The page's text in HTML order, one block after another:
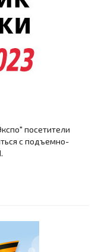
посетители
с подъемно-